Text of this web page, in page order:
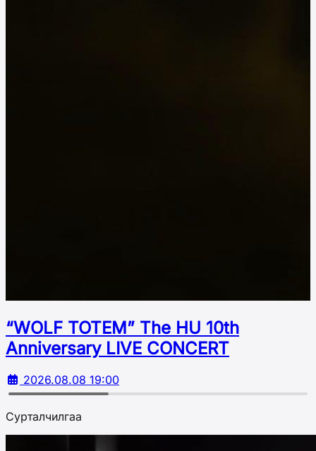
“WOLF TOTEM” The HU 10th
Аnniversary LIVE CONCERT
2026.08.08 19:00
Сурталчилгаа